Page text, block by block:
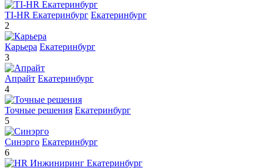
TI-HR Екатеринбург Екатеринбург
2
Карьера Екатеринбург
3
Апрайт Екатеринбург
4
Точные решения Екатеринбург
5
Синэрго Екатеринбург
6